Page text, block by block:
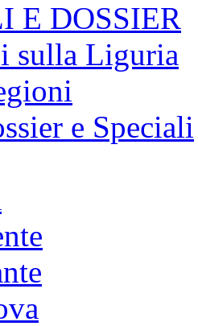
E DOSSIER
sulla Liguria
e Speciali